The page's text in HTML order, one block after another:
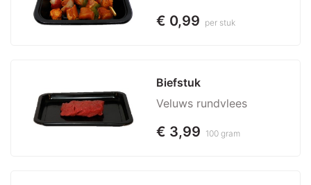
€ 0,99 per stuk
Biefstuk
Veluws rundvlees
€ 3,99 100 gram